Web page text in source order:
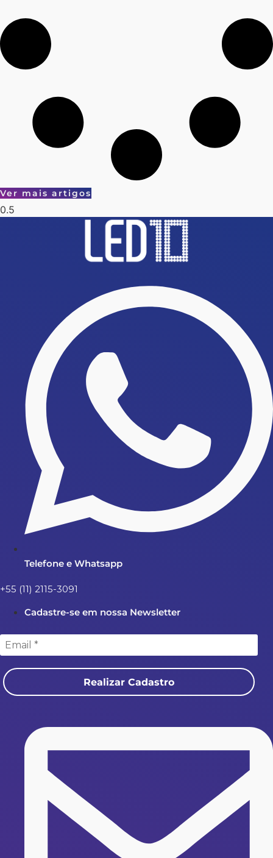
Ver mais artigos
Telefone e Whatsapp
+55 (11) 2115-3091
Cadastre-se em nossa Newsletter
Realizar Cadastro